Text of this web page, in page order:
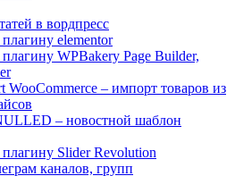
в вордпресс
elementor
WPBakery Page Builder,
WooCommerce – импорт товаров из
– новостной шаблон
Slider Revolution
каналов, групп